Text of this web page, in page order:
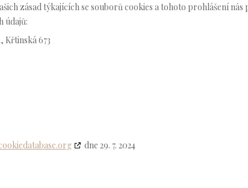
zásad týkajících se souborů cookies a tohoto prohlášení nás
údajů:
Křtinská 673
dne 29. 7. 2024